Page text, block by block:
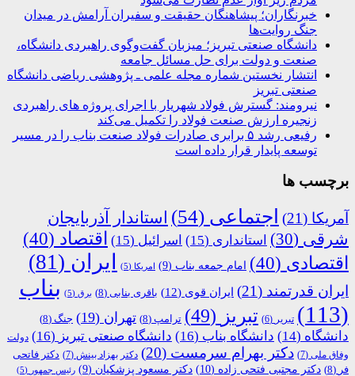
خبرنگاران؛ پیشاهنگان حقیقت و سفیران آرامش در میدان
جنگ روایت‌ها
دانشگاه صنعتی تبریز؛ میزبان گفت‌وگوی راهبردی دانشگاه،
صنعت و دولت برای حل مسائل جامعه
انتشار نخستین شماره مجله علمی ـ پژوهشی ریاضی دانشگاه
صنعتی تبریز
نیرومند: گسترش فولاد شهریار با اجرای پروژه های راهبردی
زنجیره ارزش صنعت فولاد را تکمیل می‌کند
رفیعی رشد ۵ برابری صادرات فولاد صنعت بناب را در مسیر
توسعه پایدار قرار داده است
برچسب ها
آمریکا (21) اجتماعی (54)
استاندار آذربایجان
شرقی (30) استانداری (15) اسرائیل (15) اقتصاد (40)
اقتصادی (40) امام جمعه بناب (9) امریکا (5) ایران (81)
ایران قدرتمند (21) ایران قوی (12) باقری بنابی (8) برق (5)
بناب
(113)
تبریر (6) تبریز (49) ترامپ (8) تهران (19) جنگ (8)
دانشگاه (14) دانشگاه بناب (16) دانشگاه صنعتی تبریز (16)
دولت
وفاق ملی (7) دکتر بهرام سرمست (20) دکتر بهزاد بینش (7)
دکتر فاتحی
فر (8) دکتر مجتبی فتحی زاده (10) دکتر مسعود پزشکیان (9) رئیس جمهور (5)